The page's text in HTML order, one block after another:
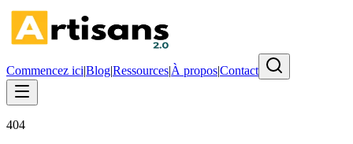
Commencez ici|Blog|Ressources|À propos|Contact
404